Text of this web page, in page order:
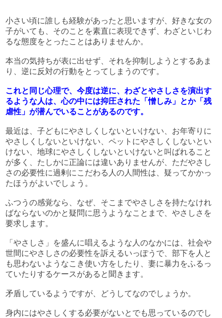
小さい頃に誰しも経験があったと思いますが、好きな女の
子がいても、そのことを素直に表現できず、わざといじわ
るな態度をとったことはありませんか。
本当の気持ちが表に出せず、それを抑制しようとするあま
り、逆に反対の行動をとってしまうのです。
これと同じ心理で、今度は逆に、わざとやさしさを演出す
るような人は、心の中には抑圧された「憎しみ」とか「残
虐性」が潜んでいることがあるのです。
最近は、子どもにやさしくしないといけない、お年寄りに
やさしくしないといけない、ペットにやさしくしないとい
けない、地球にやさしくしないといけないと叫ばれること
が多く、たしかに正論には違いありませんが、ただやさし
さの必要性に過剰にこだわる人の人間性は、疑ってかかっ
たほうがよいでしょう。
ふつうの感覚なら、なぜ、そこまでやさしさを持たなけれ
ばならないのかと疑問に思うようなことまで、やさしさを
要求します。
「やさしさ」を盛んに唱えるような人のなかには、社会や
世間にやさしさの必要性を訴えるいっぽうで、部下を人と
も思わないようなこき使い方をしたり、妻に暴力をふるっ
ていたりするケースがあると聞きます。
矛盾しているようですが、どうしてなのでしょうか。
身内にはやさしくする必要がないとでも思っているのでし